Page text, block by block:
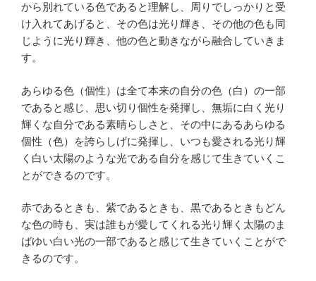
から別れている色であると理解し、周りでしっかりと受
け入れてあげると、その色は光り輝き、その他の色も同
じように光り輝き、他の色と動きながら融合していきま
す。
あらゆる色（個性）は全て本来の自分の色（白）の一部
であると感じ、思い切り個性を発揮し、無垢に白く光り
輝くな自分である素晴らしさと、その中にあるあらゆる
個性（色）を誇らしげに発揮し、いつも愛される光り輝
く白い太陽のような光である自分を感じて生きていくこ
とができるのです。
赤であるときも、紫であるときも、黒であるときもどん
な色の時も、実は誰もが愛してくれる光り輝く太陽のま
ばゆい白い光の一部であると感じて生きていくことがで
きるのです。